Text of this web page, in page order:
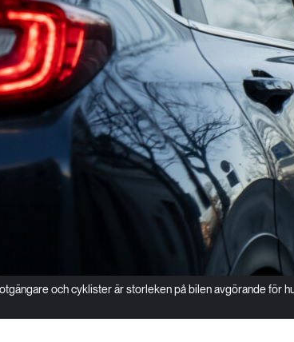
och cyklister är storleken på bilen avgörande för